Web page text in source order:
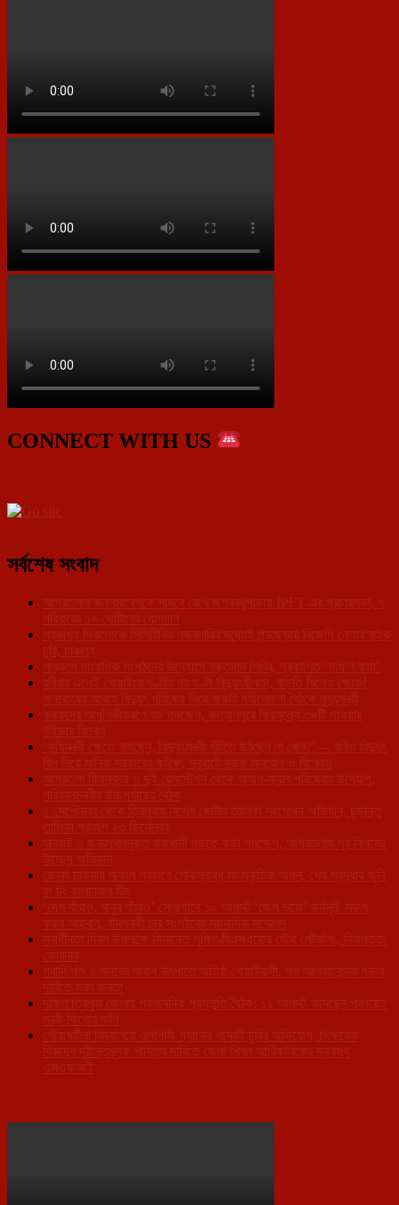
CONNECT WITH US
সর্বশেষ সংবাদ
আগরতলার জনসমাবেশকে সামনে রেখে জগবন্ধুপাড়ায় IPFT-এর প্রচারসভা, ৭
পরিবারের ১৭ ভোটারের যোগদান
প্রকাশ্য দিবালোকে সিসিটিভির নজরদারির মধ্যেই গন্ডাছড়ায় বিজেপি নেতার বাইক
চুরি, চাঞ্চল্য
সাব্রুমে সাংবাদিক সংগঠনের উদ্যোগে রক্তদান শিবির, প্রকাশিত ‘দক্ষিণ বার্তা’
রবিবার এলেই খোয়াইয়ে ঘণ্টার পর ঘণ্টা বিদ্যুৎহীনতা, বাড়তি বিলেও ক্ষোভ!
জনরোষের আবহে বিদ্যুৎ পরিষেবা নিয়ে জরুরি পর্যালোচনা বৈঠকে মুখ্যমন্ত্রী
কৃষকদের আধুনিকীকরণে বড় পদক্ষেপ, কল্যাণপুরে বিনামূল্যে ৩৮টি পাওয়ার
উইডার বিতরণ
‘কৃষিমন্ত্রী ক্ষেতে নামছেন, বিদ্যুৎমন্ত্রী খুঁটিতে উঠছেন না কেন?’— বর্ধিত বিদ্যুৎ
বিল নিয়ে মানিক সরকারের কটাক্ষ, মনুঘাটে সড়ক অবরোধ ও বিক্ষোভ
আগরতলা বিমানবন্দর ও দুই রেলস্টেশন থেকে অ্যাপ-ক্যাব পরিষেবার উদ্যোগ,
পরিবহনমন্ত্রীর উচ্চপর্যায়ের বৈঠক
৫ সেপ্টেম্বর থেকে ত্রিপুরায় বিশেষ ভোটার তালিকা সংশোধন অভিযান, চূড়ান্ত
তালিকা প্রকাশ ২৩ ডিসেম্বর
যানজট ও জবরদখলমুক্ত রাজধানী গড়তে কড়া পদক্ষেপ, আগরতলায় পুর নিগমের
উচ্ছেদ অভিযান
রেনুকা চাকমার অকাল প্রয়াণে শোকস্তব্ধ সাংস্কৃতিক অঙ্গন, শেষ শ্রদ্ধায় জুনি
রং ঢং কালচারাল টিম
‘দেশ বাঁচাও, মানুষ বাঁচাও’ স্লোগানে ১০ আগস্ট ‘জেল ভরো’ কর্মসূচি সফল
করার আহ্বান, বামপন্থী চার সংগঠনের সাংবাদিক সম্মেলন
স্বাধীনতা দিবস উপলক্ষে সিমান্তে পুলিশ-বিএসএফের যৌথ পেট্রলিং, নিরাপত্তা
জোরদার
গবাদি পশু ও বানরের অবাধ উৎপাতে অতিষ্ঠ খোয়াইবাসী, পশু আশ্রয়কেন্দ্র গড়ার
দাবিতে সরব জনতা
দক্ষিণ ত্রিপুরা জেলায় প্রশাসনিক প্রস্তুতি বৈঠক: ১২ আগস্ট আসছেন পঞ্চায়েত
মন্ত্রী কিশোর বর্মণ
গৌরাঙ্গটিলা বিদ্যালয়ে এলপিজি গ্যাসের পাসবই চুরির অভিযোগ, শিক্ষকের
বিরুদ্ধে দৃষ্টান্তমূলক শাস্তির দাবিতে জেলা শিক্ষা আধিকারিকের দ্বারস্থ
এসএফআই